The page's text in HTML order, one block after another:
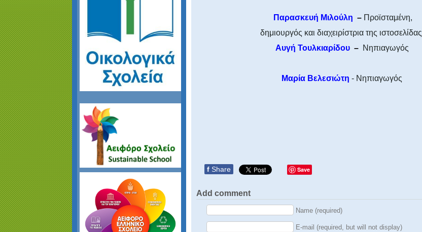
Παρασκευή Μιλούλη – Προϊσταμένη,
δημιουργός και διαχειρίστρια της ιστοσελίδας
Αυγή Τουλκιαρίδου –Νηπιαγωγός
Μαρία Βελεσιώτη - Νηπιαγωγός
f Share Save
Add comment
Name (required)
E-mail (required, but will not display)